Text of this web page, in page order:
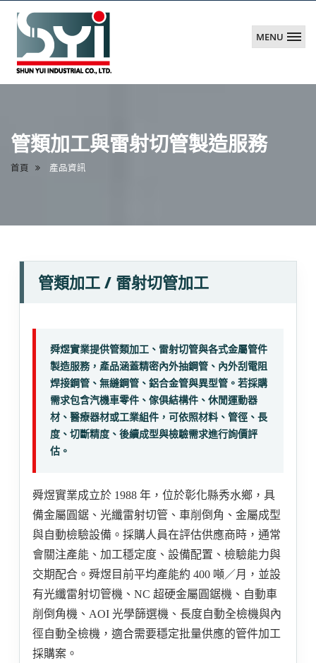
舜
業
(股)
有
MENU
管類加工與雷射切管製造服務
首頁 產品資訊
管類加工 / 雷射切管加工
舜煜實業提供管類加工、雷射切管與各式金屬管件
製造服務，產品涵蓋精密內外抽鋼管、內外刮電阻
焊接鋼管、無縫鋼管、鋁合金管與異型管。若採購
需求包含汽機車零件、傢俱結構件、休閒運動器
材、醫療器材或工業組件，可依照材料、管徑、長
度、切斷精度、後續成型與檢驗需求進行詢價評
估。
舜煜實業成立於 1988 年，位於彰化縣秀水鄉，具
備金屬圓鋸、光纖雷射切管、車削倒角、金屬成型
與自動檢驗設備。採購人員在評估供應商時，通常
會關注產能、加工穩定度、設備配置、檢驗能力與
交期配合。舜煜目前平均產能約 400 噸／月，並設
有光纖雷射切管機、NC 超硬金屬圓鋸機、自動車
削倒角機、AOI 光學篩選機、長度自動全檢機與內
徑自動全檢機，適合需要穩定批量供應的管件加工
採購案。